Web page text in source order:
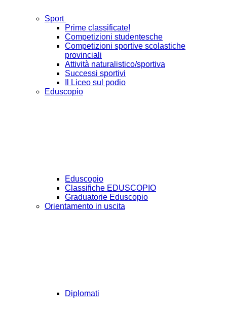
Sport
Prime classificate!
Competizioni studentesche
Competizioni sportive scolastiche
provinciali
Attività naturalistico/sportiva
Successi sportivi
Il Liceo sul podio
Eduscopio
Eduscopio
Classifiche EDUSCOPIO
Graduatorie Eduscopio
Orientamento in uscita
Diplomati